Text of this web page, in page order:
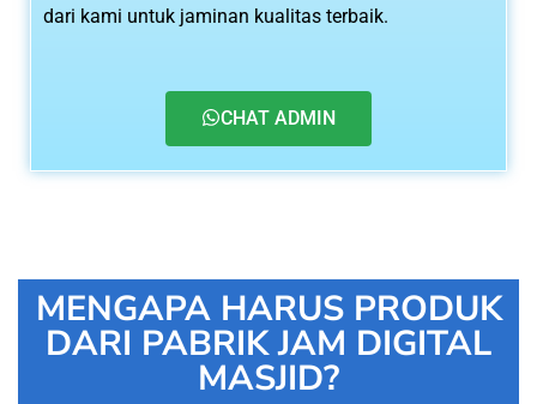
dari kami untuk jaminan kualitas terbaik.
CHAT ADMIN
MENGAPA HARUS PRODUK
DARI PABRIK JAM DIGITAL
MASJID?